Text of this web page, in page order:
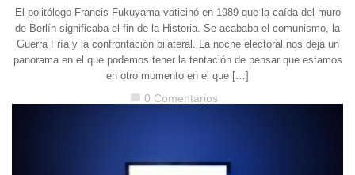
El politólogo Francis Fukuyama vaticinó en 1989 que la caída del muro
de Berlín significaba el fin de la Historia. Se acababa el comunismo, la
Guerra Fría y la confrontación bilateral. La noche electoral nos deja un
panorama en el que podemos tener la tentación de pensar que estamos
en otro momento en el que […]
chat_bubble 0 Comentarios